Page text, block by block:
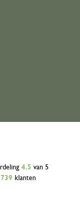
4.5 van 5
739 klanten